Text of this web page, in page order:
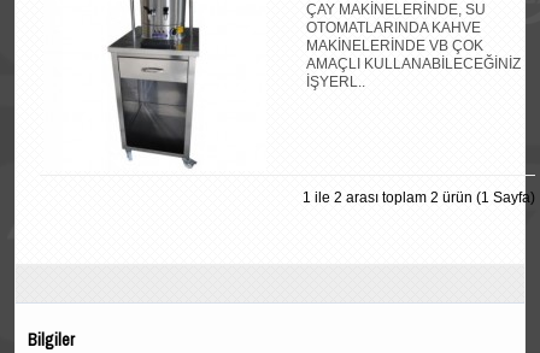
ÇAY MAKİNELERİNDE, SU
OTOMATLARINDA KAHVE
MAKİNELERİNDE VB ÇOK
AMAÇLI KULLANABİLECEĞİNİZ
İŞYERL..
1 ile 2 arası toplam 2 ürün (1 Sayfa)
Bilgiler